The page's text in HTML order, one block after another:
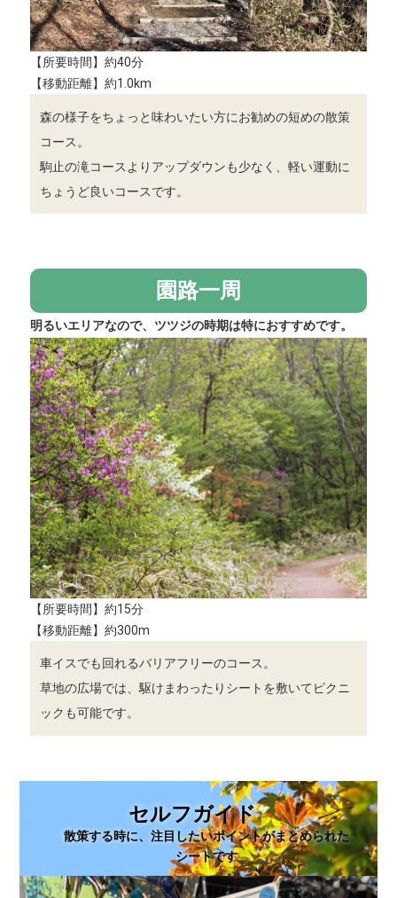
【所要時間】約40分
【移動距離】約1.0km
森の様子をちょっと味わいたい方にお勧めの短めの散策
コース。
駒止の滝コースよりアップダウンも少なく、軽い運動に
ちょうど良いコースです。
園路一周
明るいエリアなので、ツツジの時期は特におすすめです。
【所要時間】約15分
【移動距離】約300m
車イスでも回れるバリアフリーのコース。
草地の広場では、駆けまわったりシートを敷いてピクニ
ックも可能です。
セルフガイド
散策する時に、注目したいポイントがまとめられた
シートです